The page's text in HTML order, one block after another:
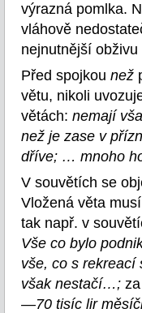
výrazná pomlka.
vláhově
nejnutnější obživu
Před spojkou než
větu, nikoli
větách: nemají
než je zase v
dříve; … mnoho
V souvětích se
Vložená věta
tak např. v
Vše co bylo
vše, co s rekreací
však nestačí…;
—70 tisíc lir